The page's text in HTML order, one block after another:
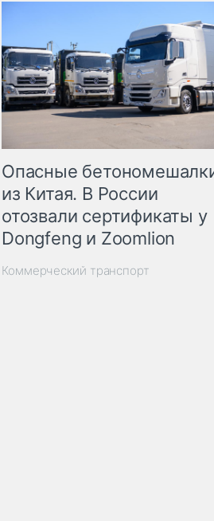
Опасные
из Китая. В России
отозвали сертификаты у
Dongfeng и Zoomlion
Коммерческий транспорт